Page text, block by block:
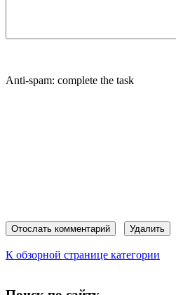
Anti-spam: complete the task
К обзорной странице категории